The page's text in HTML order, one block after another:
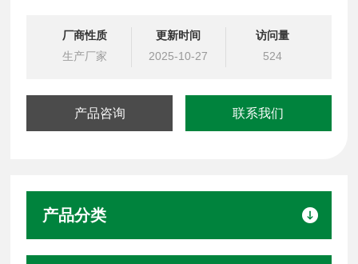
厂商性质
生产厂家
更新时间
2025-10-27
访问量
524
产品咨询 联系我们
产品分类